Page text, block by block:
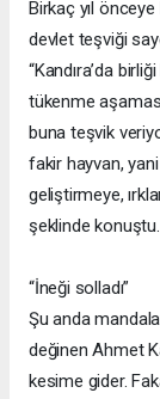
Birkaç yıl
devlet teşviği
“Kandıra’da
tükenme
buna teşvik
fakir hayvan, yani
geliştirmeye,
şeklinde konuştu.
“İneği solladı”
Şu anda
değinen Ahmet
kesime gider.